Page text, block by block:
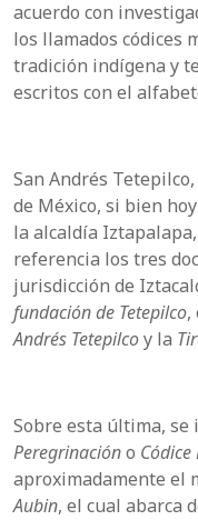
acuerdo con
los llamados códices
tradición indígena y
escritos con el
San Andrés
de México, si bien
la alcaldía
referencia los tres
jurisdicción de
fundación de Tetepilco,
Andrés Tetepilcoy la
Sobre esta última, se
Peregrinacióno
aproximadamente el
Aubin, el cual abarca